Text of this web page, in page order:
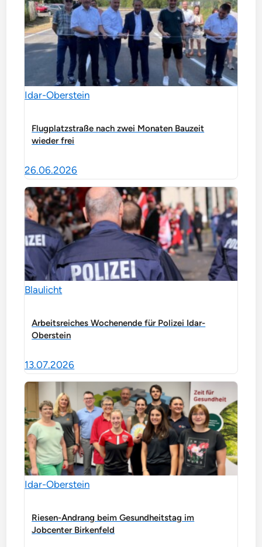
Idar-Oberstein
Flugplatzstraße nach zwei Monaten Bauzeit
wieder frei
26.06.2026
Blaulicht
Arbeitsreiches Wochenende für Polizei Idar-
Oberstein
13.07.2026
Idar-Oberstein
Riesen-Andrang beim Gesundheitstag im
Jobcenter Birkenfeld